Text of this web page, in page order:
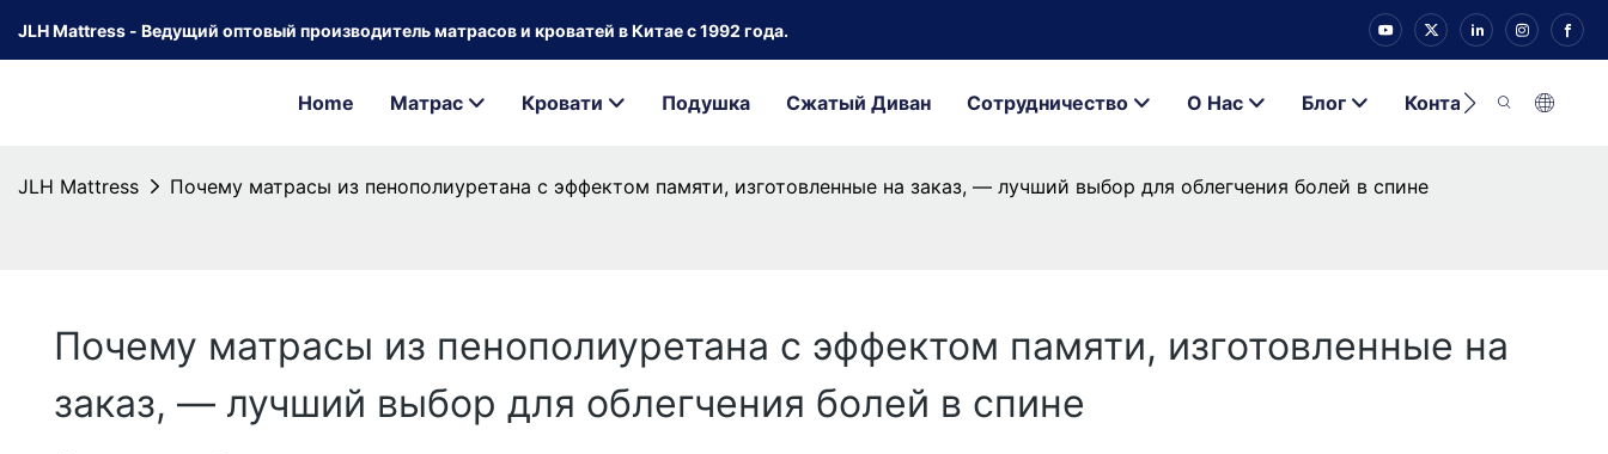
JLH Mattress - Ведущий оптовый производитель матрасов и кроватей в Китае с 1992 года.
Home Матрас Кровати Подушка Сжатый Диван Сотрудничество О Нас Блог Контакт
JLH Mattress Почему матрасы из пенополиуретана с эффектом памяти, изготовленные на заказ, — лучший выбор для облегчения болей в спине
Почему матрасы из пенополиуретана с эффектом памяти, изготовленные на
заказ, — лучший выбор для облегчения болей в спине